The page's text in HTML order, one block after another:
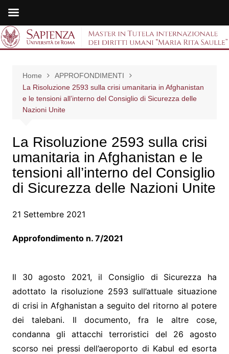
Salta
al
internazionale dei
diritti umani "Maria
Rita Saulle"
Home
APPROFONDIMENTI
La Risoluzione 2593 sulla crisi umanitaria in Afghanistan
e le tensioni all’interno del Consiglio di Sicurezza delle
Nazioni Unite
La Risoluzione 2593 sulla crisi
umanitaria in Afghanistan e le
tensioni all’interno del Consiglio
di Sicurezza delle Nazioni Unite
21 Settembre 2021
Approfondimento n. 7/2021
Il 30 agosto 2021, il Consiglio di Sicurezza ha
adottato la risoluzione 2593 sull’attuale situazione
di crisi in Afghanistan a seguito del ritorno al potere
dei talebani. Il documento, fra le altre cose,
condanna gli attacchi terroristici del 26 agosto
scorso nei pressi dell’aeroporto di Kabul ed esorta